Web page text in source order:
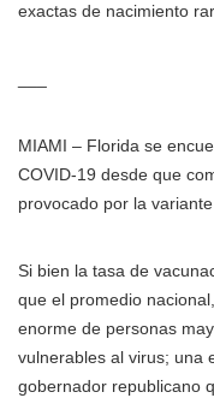
exactas de nacimiento
MIAMI – Florida se
COVID-19 desde que
provocado por la
Si bien la tasa de
que el promedio
enorme de personas
vulnerables al virus; una
gobernador republicano